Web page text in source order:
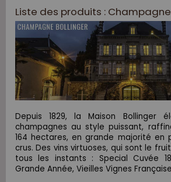
Liste des produits :
Depuis 1829, la Maison Bollinger
champagnes au style puissant,
164 hectares, en grande majorité en
crus. Des vins virtuoses, qui sont le
tous les instants : Special Cuvée
Grande Année, Vieilles Vignes